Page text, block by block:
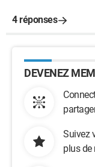
4 réponses
DEVENEZ
Suivez
plus de